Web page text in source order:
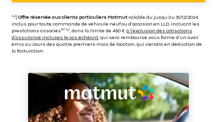
⁽⁴⁾| Offre réservée aux clients particuliers Matmut valable du jusqu’au 31/12/2024
inclus pour toute commande de véhicule neuf ou d’occasion en LLD, incluant les
prestations associés⁽³⁾ ⁽⁵⁾, dans la limite de 450 €, à l’exclusion des cotisations
d’assurance incluses le cas échéant , qui sera remboursé sous forme d’un avoir
émis au cours des quatre premiers mois de location, qui viendra en déduction de
la facturation.